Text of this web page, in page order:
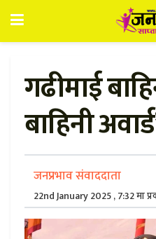
गढीमाई
बाहिनी
जनप्रभाव संवाददाता
22nd January 2025 , 7:32 मा